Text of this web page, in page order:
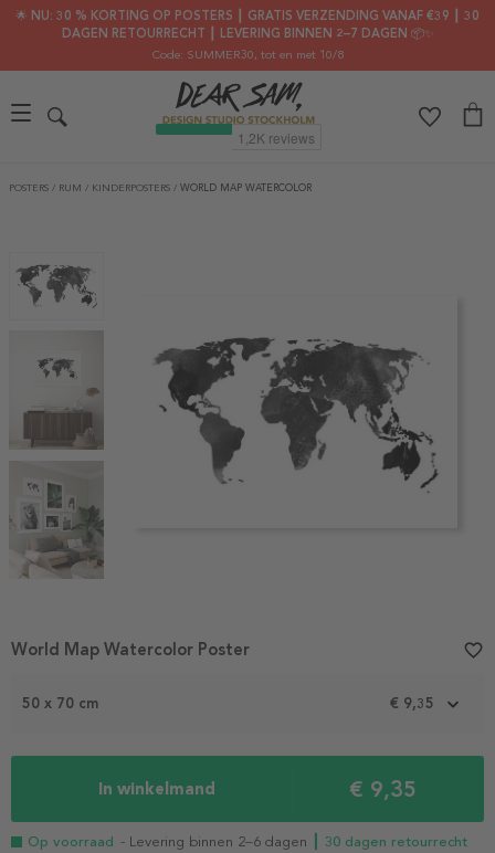
🌟 NU: 30 % KORTING OP POSTERS ┃ GRATIS VERZENDING VANAF €39 ┃ 30
DAGEN RETOURRECHT ┃ LEVERING BINNEN 2–7 DAGEN 📦✨
Code: SUMMER30, tot en met 10/8
POSTERS / RUM / KINDERPOSTERS / WORLD MAP WATERCOLOR
1
50 x 70 cm € 9,35
In winkelmand € 9,35
Op voorraad - Levering binnen 2–6 dagen ┃ 30 dagen retourrecht
World Map Watercolor Poster favorite_border